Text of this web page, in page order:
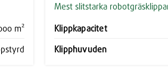
m²
Mest slitstarka
Klippkapacitet
Klipphuvuden